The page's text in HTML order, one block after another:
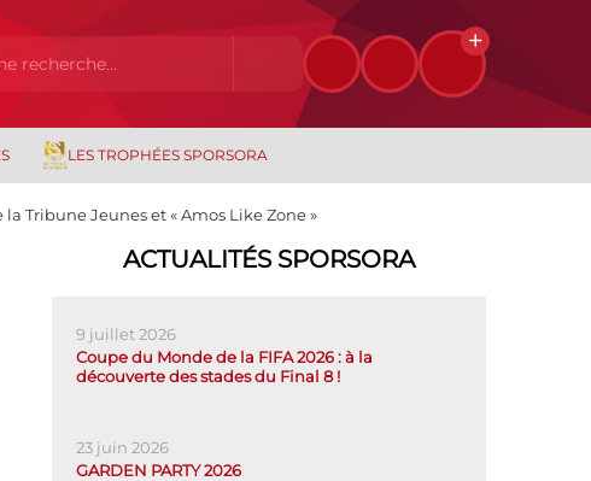
LES TROPHÉES SPORSORA
Tribune Jeunes et « Amos Like Zone »
ACTUALITÉS SPORSORA
9 juillet 2026
Coupe du Monde de la FIFA 2026 : à la
découverte des stades du Final 8 !
23 juin 2026
GARDEN PARTY 2026